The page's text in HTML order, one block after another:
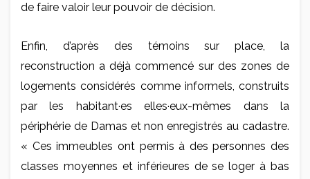
de faire valoir leur pouvoir de décision.
Enfin, d’après des témoins sur place, la
reconstruction a déjà commencé sur des zones de
logements considérés comme informels, construits
par les habitant·es elles·eux-mêmes dans la
périphérie de Damas et non enregistrés au cadastre.
« Ces immeubles ont permis à des personnes des
classes moyennes et inférieures de se loger à bas